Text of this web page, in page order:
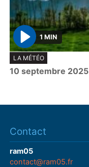
P
l
a
1 MIN
LA MÉTÉO
10 septembre 2025
Contact
ram05
contact@ram05.fr